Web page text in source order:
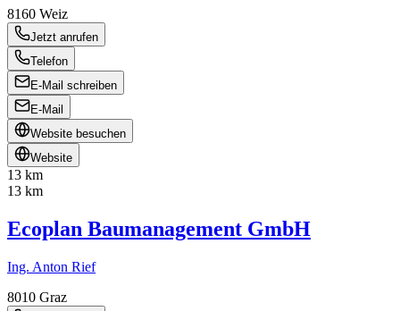
8160 Weiz
Jetzt anrufen
Telefon
E-Mail schreiben
E-Mail
Website besuchen
Website
13 km
13 km
Ecoplan Baumanagement GmbH
Ing. Anton Rief
8010 Graz